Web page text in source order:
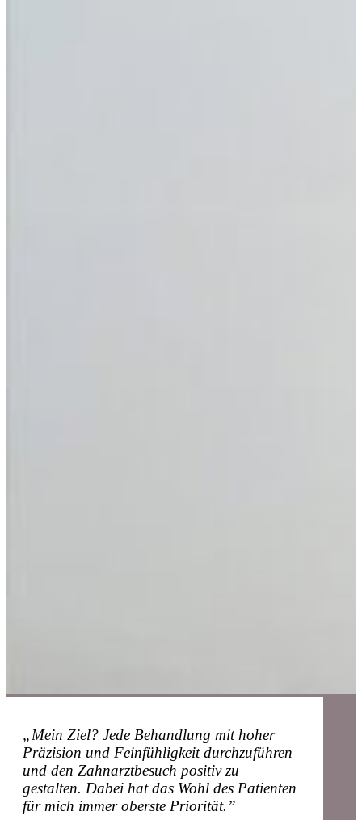
„Mein Ziel? Jede Behandlung mit hoher
Präzision und Feinfühligkeit durchzuführen
und den Zahnarztbesuch positiv zu
gestalten. Dabei hat das Wohl des Patienten
für mich immer oberste Priorität.”